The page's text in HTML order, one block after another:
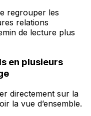
regrouper les
relations
de lecture plus
en plusieurs
directement sur la
la vue d’ensemble.